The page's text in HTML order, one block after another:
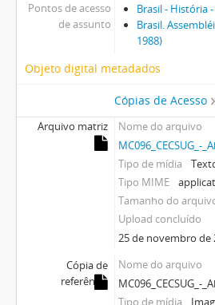
Pontos de acesso
de assunto
Brasil - História
Brasil.
1988)
Objeto digital metadados
Cópias de Acesso
Arquivo matriz
Nome do arquivo
MC096_CECSUG_-
Tipo de mídia
Tipo MIME
Tamanho do
Upload concluído
25 de novembro de
Cópia de
referência
Nome do arquivo
MC096_CECSUG_-
Tipo de mídia